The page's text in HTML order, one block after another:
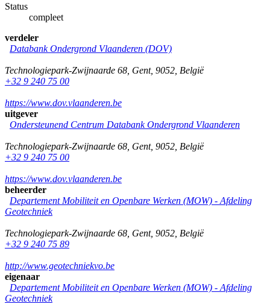
Status
compleet
verdeler
Databank Ondergrond Vlaanderen (DOV)
Technologiepark-Zwijnaarde 68 Gent, 9052 België
+32 9 240 75 00
https://www.dov.vlaanderen.be
uitgever
Ondersteunend Centrum Databank Ondergrond Vlaanderen
Technologiepark-Zwijnaarde 68 Gent, 9052 België
+32 9 240 75 00
https://www.dov.vlaanderen.be
beheerder
Departement Mobiliteit en Openbare Werken (MOW) - Afdeling
Geotechniek
Technologiepark-Zwijnaarde 68 Gent, 9052 België
+32 9 240 75 89
http://www.geotechniekvo.be
eigenaar
Departement Mobiliteit en Openbare Werken (MOW) - Afdeling
Geotechniek